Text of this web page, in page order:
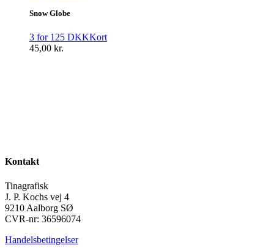
Snow Globe
3 for 125 DKKKort
45,00 kr.
Kontakt
Tinagrafisk
J. P. Kochs vej 4
9210 Aalborg SØ
CVR-nr: 36596074
Handelsbetingelser